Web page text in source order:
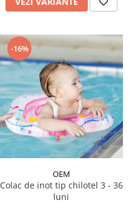
-16%
OEM
Colac de inot tip chilotel 3 - 36
luni